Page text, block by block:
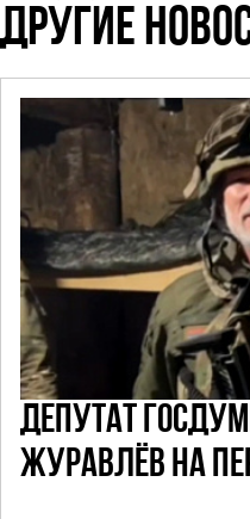
ДРУГИЕ
ДЕПУТАТ
ЖУРАВЛЁВ НА